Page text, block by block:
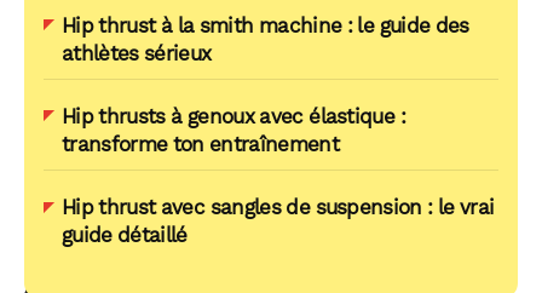
Hip thrust à la smith machine : le guide des
athlètes sérieux
Hip thrusts à genoux avec élastique :
transforme ton entraînement
Hip thrust avec sangles de suspension : le vrai
guide détaillé
AUTOUR DU MÊME THÈME